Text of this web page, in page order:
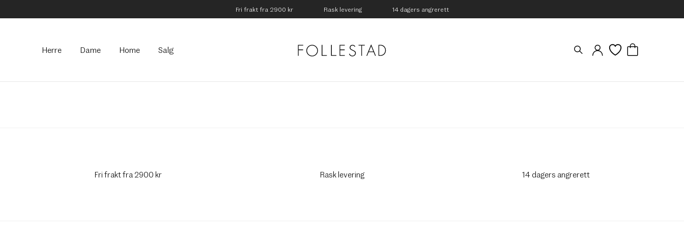
Fri frakt fra 2900 kr Rask levering 14 dagers angrerett
Hovedmeny
Herre Dame Home Salg
Fri frakt fra 2900 kr Rask levering 14 dagers angrerett